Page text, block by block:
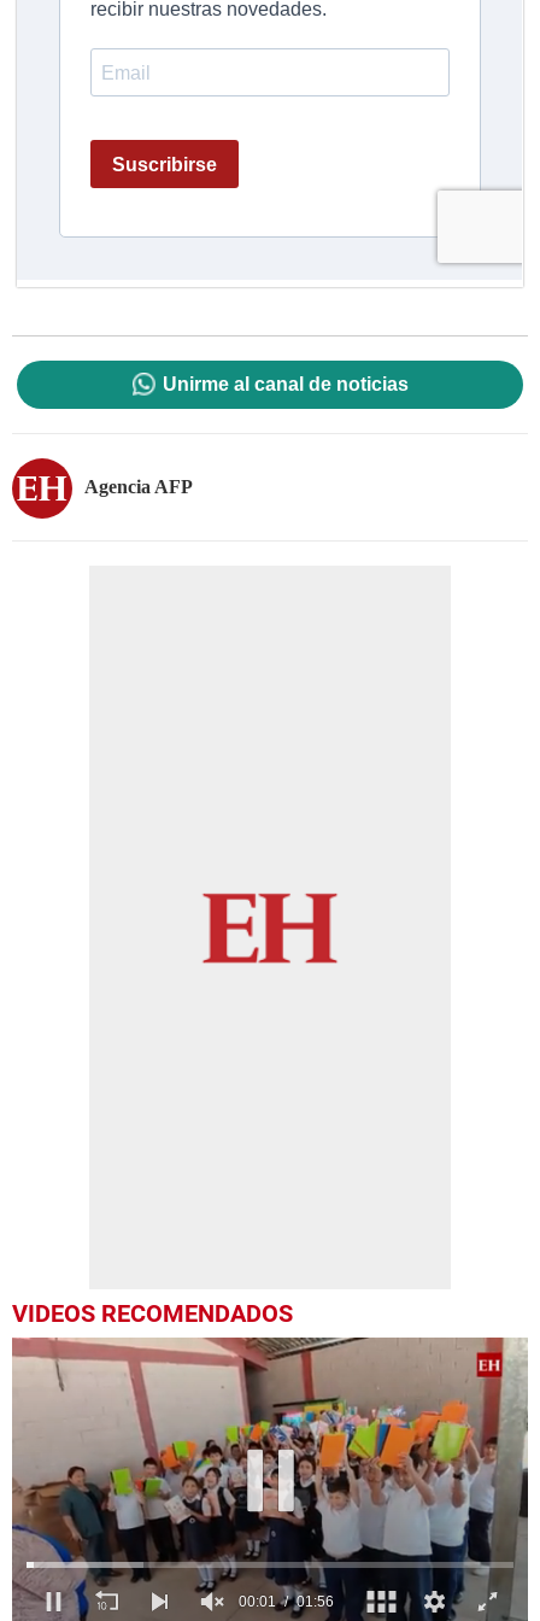
Unirme al canal de noticias
Agencia AFP
VIDEOS RECOMENDADOS